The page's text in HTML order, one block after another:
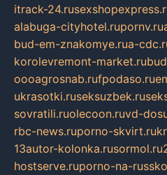
itrack-24.ru
alabuga-cityhotel.rupornv.ru
bud-em-znakomye.rua-
korolevremont-market.ru
oooagrosnab.rufpodaso.ru
ukrasotki.ruseksuzbek.ru
sovratili.ruolecoon.ruvd-
rbc-news.ruporno-skvirt.ru
13autor-kolonka.rusormol.ru
hostserve.ruporno-na-